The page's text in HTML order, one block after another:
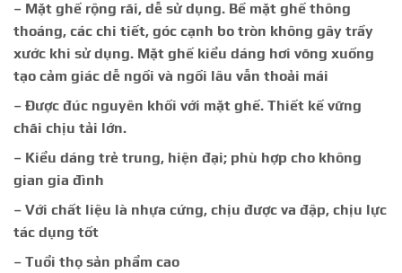
– Mặt ghế rộng rãi, dễ sử dụng. Bề mặt ghế thông
thoáng, các chi tiết, góc cạnh bo tròn không gây trầy
xước khi sử dụng. Mặt ghế kiểu dáng hơi võng xuống
tạo cảm giác dễ ngồi và ngồi lâu vẫn thoải mái
– Được đúc nguyên khối với mặt ghế. Thiết kế vững
chãi chịu tải lớn.
– Kiểu dáng trẻ trung, hiện đại; phù hợp cho không
gian gia đình
– Với chất liệu là nhựa cứng, chịu được va đập, chịu lực
tác dụng tốt
– Tuổi thọ sản phẩm cao